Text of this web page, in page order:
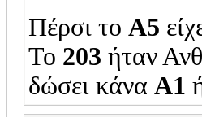
Πέρσι το Α5
Το 203 ήταν
δώσει κάνα Α1